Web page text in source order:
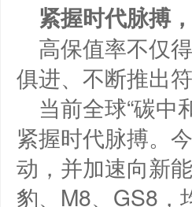
紧握时代脉搏
高保值率不仅
俱进、不断推出
当前全球“碳中
紧握时代脉搏。
动，并加速向新
豹、M8、GS8，